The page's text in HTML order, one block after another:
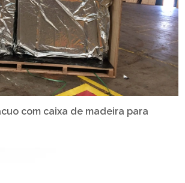
com caixa de madeira para